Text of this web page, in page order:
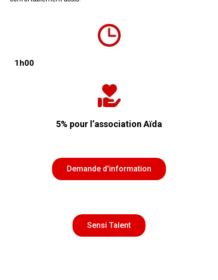
1h00
5% pour l’association Aïda
Demande d'information
Sensi Talent